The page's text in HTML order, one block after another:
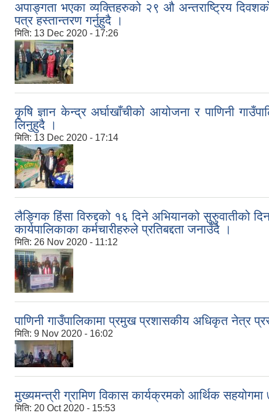
अपाङ्गता भएका व्यक्तिहरुको २९ औ अन्तराष्ट्रिय
पत्र हस्तान्तरण गर्नुहुदै ।
मिति: 13 Dec 2020 - 17:26
कृषि ज्ञान केन्द्र अर्घाखाँचीको आयोजना र पाणिनी
लिनुहुदै ।
मिति: 13 Dec 2020 - 17:14
लैङ्गिक हिंसा विरुद्दको १६ दिने अभियानको सुरुुवातीको
कार्यपालिकाका कर्मचारीहरुले प्रतिबद्दता जनाउँदै ।
मिति: 26 Nov 2020 - 11:12
पाणिनी गाउँपालिकामा प्रमुख प्रशासकीय अधिकृत नेत्र
मिति: 9 Nov 2020 - 16:02
मुख्यमन्त्री ग्रामिण विकास कार्यक्रमको आर्थिक
मिति: 20 Oct 2020 - 15:53